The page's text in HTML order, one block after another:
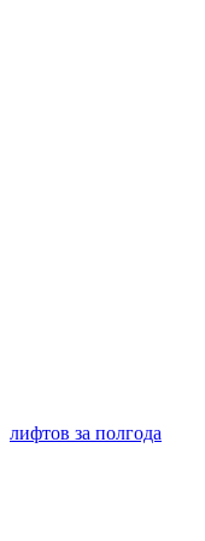
лифтов за полгода